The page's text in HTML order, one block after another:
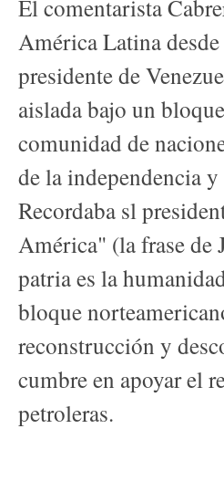
El comentarista
América Latina
presidente de
aislada bajo un
comunidad de
de la independencia
Recordaba sl
América" (la frase de
patria es la
bloque
reconstrucción y
cumbre en apoyar el
petroleras.